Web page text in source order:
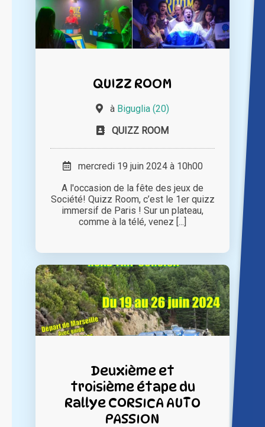
QUIZZ ROOM
à Biguglia (20)
QUIZZ ROOM
mercredi 19 juin 2024 à 10h00
A l'occasion de la fête des jeux de
Société! Quizz Room, c’est le 1er quizz
immersif de Paris ! Sur un plateau,
comme à la télé, venez [...]
Deuxième et
troisième étape du
Rallye CORSICA AUTO
PASSION